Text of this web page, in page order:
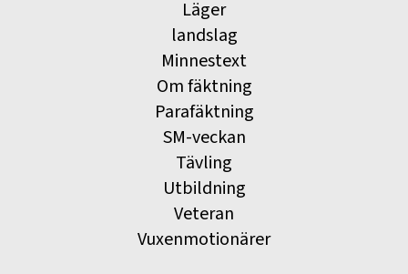
Läger
landslag
Minnestext
Om fäktning
Parafäktning
SM-veckan
Tävling
Utbildning
Veteran
Vuxenmotionärer